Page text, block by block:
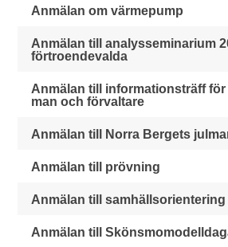
Anmälan om värmepump
Anmälan till analysseminarium
förtroendevalda
Anmälan till informationsträff för
man och förvaltare
Anmälan till Norra Bergets
Anmälan till prövning
Anmälan till samhällsorientering
Anmälan till